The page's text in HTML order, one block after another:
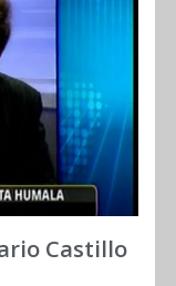
Castillo